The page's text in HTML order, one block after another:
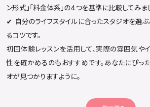
ン形式」「料金体系」の4つを基準に比較してみま
✔︎ 自分のライフスタイルに合ったスタジオを選ぶ
るコツです。
初回体験レッスンを活用して、実際の雰囲気や
性を確かめるのもおすすめです。あなたにぴっ
オが見つかりますように。